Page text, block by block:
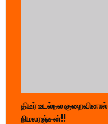
திடீர் உடல்நல
நிமலரஞ்சன்!!